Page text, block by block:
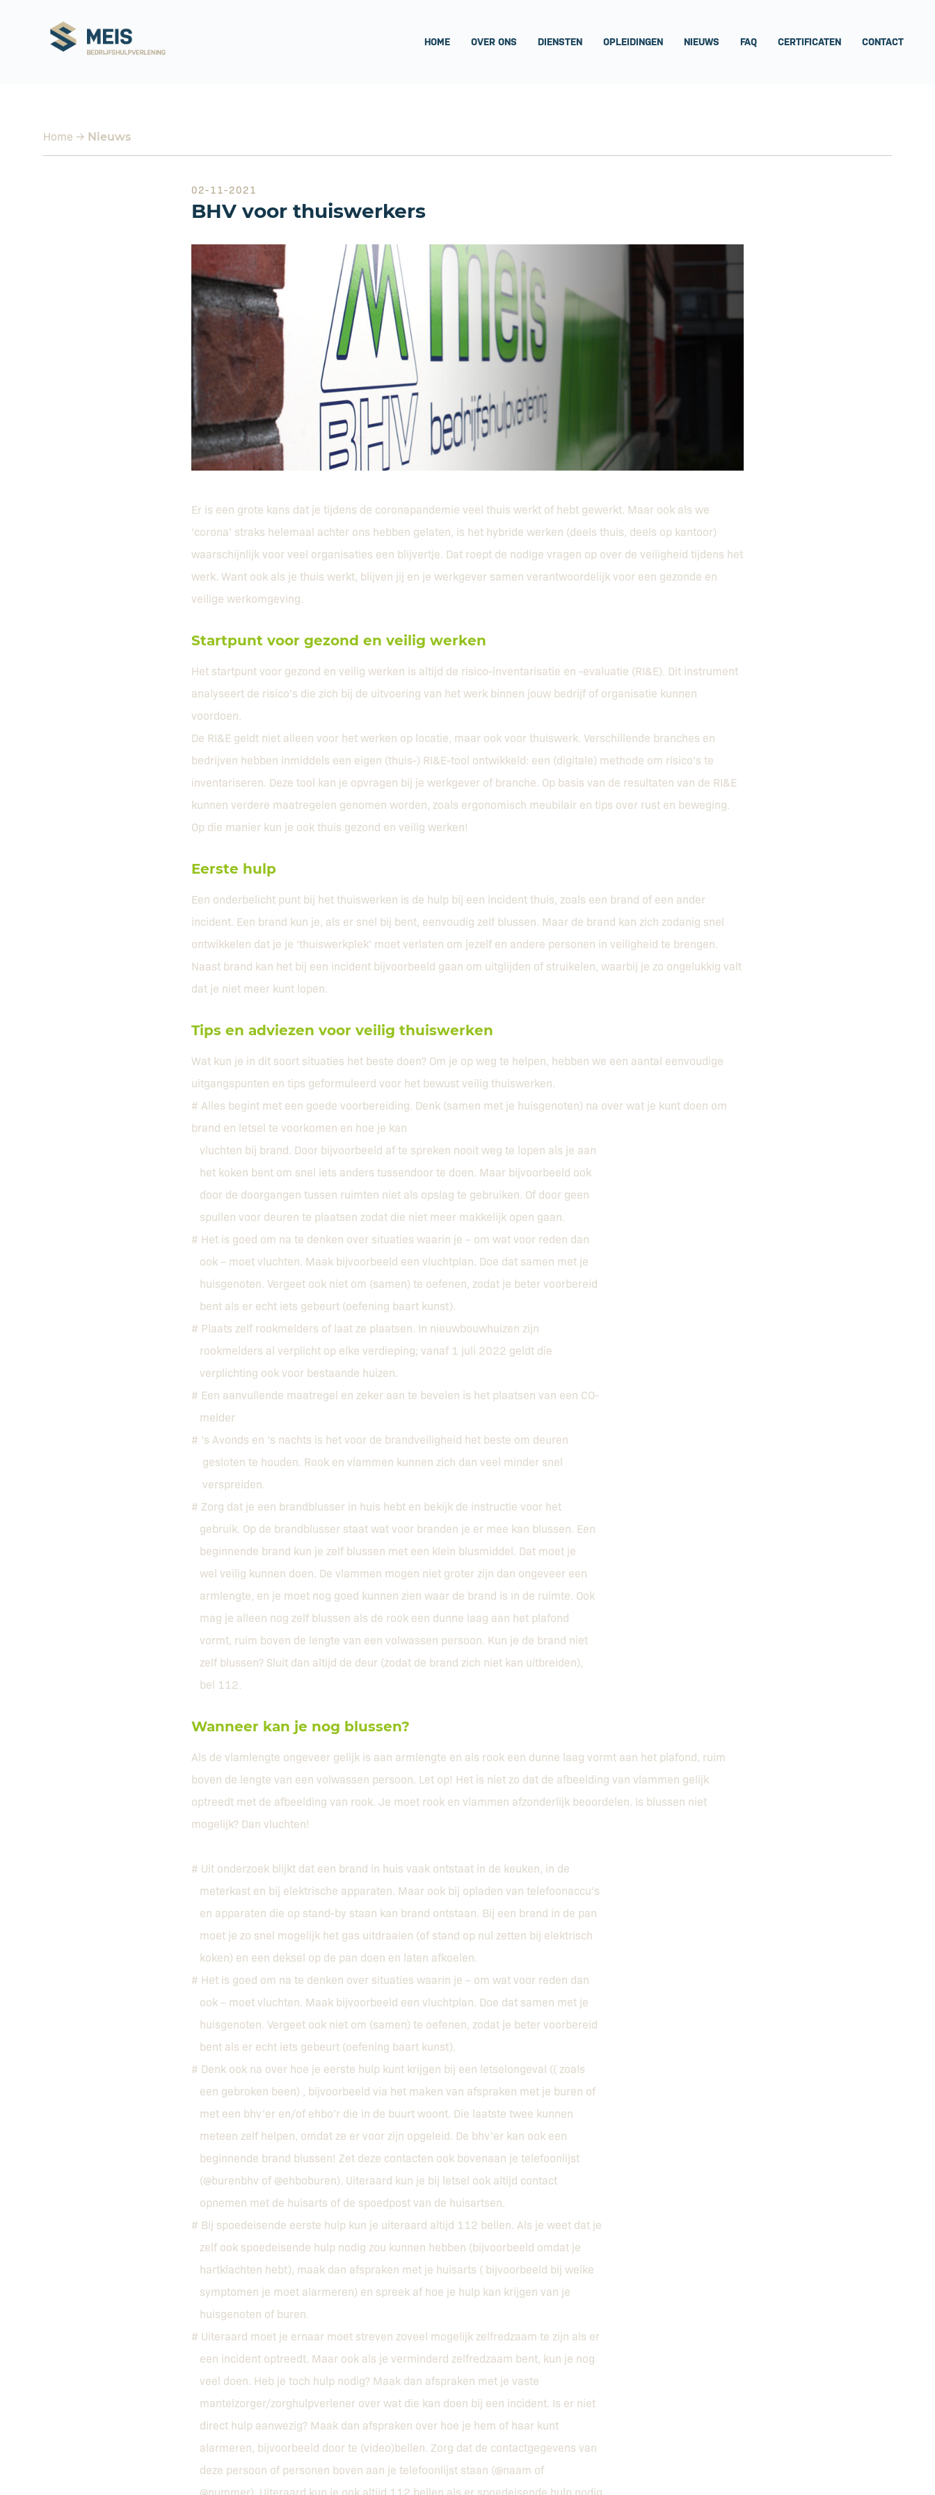
HOME OVER ONS DIENSTEN OPLEIDINGEN NIEUWS FAQ CERTIFICATEN CONTACT
Home → Nieuws
02-11-2021
BHV voor thuiswerkers
Er is een grote kans dat je tijdens de coronapandemie veel thuis werkt of hebt gewerkt. Maar ook als we
‘corona’ straks helemaal achter ons hebben gelaten, is het hybride werken (deels thuis, deels op kantoor)
waarschijnlijk voor veel organisaties een blijvertje. Dat roept de nodige vragen op over de veiligheid tijdens het
werk. Want ook als je thuis werkt, blijven jij en je werkgever samen verantwoordelijk voor een gezonde en
veilige werkomgeving.
Startpunt voor gezond en veilig werken
Het startpunt voor gezond en veilig werken is altijd de risico-inventarisatie en -evaluatie (RI&E). Dit instrument
analyseert de risico’s die zich bij de uitvoering van het werk binnen jouw bedrijf of organisatie kunnen
voordoen.
De RI&E geldt niet alleen voor het werken op locatie, maar ook voor thuiswerk. Verschillende branches en
bedrijven hebben inmiddels een eigen (thuis-) RI&E-tool ontwikkeld: een (digitale) methode om risico’s te
inventariseren. Deze tool kan je opvragen bij je werkgever of branche. Op basis van de resultaten van de RI&E
kunnen verdere maatregelen genomen worden, zoals ergonomisch meubilair en tips over rust en beweging.
Op die manier kun je ook thuis gezond en veilig werken!
Eerste hulp
Een onderbelicht punt bij het thuiswerken is de hulp bij een incident thuis, zoals een brand of een ander
incident. Een brand kun je, als er snel bij bent, eenvoudig zelf blussen. Maar de brand kan zich zodanig snel
ontwikkelen dat je je ‘thuiswerkplek’ moet verlaten om jezelf en andere personen in veiligheid te brengen.
Naast brand kan het bij een incident bijvoorbeeld gaan om uitglijden of struikelen, waarbij je zo ongelukkig valt
dat je niet meer kunt lopen.
Tips en adviezen voor veilig thuiswerken
Wat kun je in dit soort situaties het beste doen? Om je op weg te helpen, hebben we een aantal eenvoudige
uitgangspunten en tips geformuleerd voor het bewust veilig thuiswerken.
# Alles begint met een goede voorbereiding. Denk (samen met je huisgenoten) na over wat je kunt doen om
brand en letsel te voorkomen en hoe je kan
vluchten bij brand. Door bijvoorbeeld af te spreken nooit weg te lopen als je aan
het koken bent om snel iets anders tussendoor te doen. Maar bijvoorbeeld ook
door de doorgangen tussen ruimten niet als opslag te gebruiken. Of door geen
spullen voor deuren te plaatsen zodat die niet meer makkelijk open gaan.
# Het is goed om na te denken over situaties waarin je – om wat voor reden dan
ook – moet vluchten. Maak bijvoorbeeld een vluchtplan. Doe dat samen met je
huisgenoten. Vergeet ook niet om (samen) te oefenen, zodat je beter voorbereid
bent als er echt iets gebeurt (oefening baart kunst).
# Plaats zelf rookmelders of laat ze plaatsen. In nieuwbouwhuizen zijn
rookmelders al verplicht op elke verdieping; vanaf 1 juli 2022 geldt die
verplichting ook voor bestaande huizen.
# Een aanvullende maatregel en zeker aan te bevelen is het plaatsen van een CO-
melder
# ’s Avonds en ‘s nachts is het voor de brandveiligheid het beste om deuren
gesloten te houden. Rook en vlammen kunnen zich dan veel minder snel
verspreiden.
# Zorg dat je een brandblusser in huis hebt en bekijk de instructie voor het
gebruik. Op de brandblusser staat wat voor branden je er mee kan blussen. Een
beginnende brand kun je zelf blussen met een klein blusmiddel. Dat moet je
wel veilig kunnen doen. De vlammen mogen niet groter zijn dan ongeveer een
armlengte, en je moet nog goed kunnen zien waar de brand is in de ruimte. Ook
mag je alleen nog zelf blussen als de rook een dunne laag aan het plafond
vormt, ruim boven de lengte van een volwassen persoon. Kun je de brand niet
zelf blussen? Sluit dan altijd de deur (zodat de brand zich niet kan uitbreiden),
bel 112.
Wanneer kan je nog blussen?
Als de vlamlengte ongeveer gelijk is aan armlengte en als rook een dunne laag vormt aan het plafond, ruim
boven de lengte van een volwassen persoon. Let op! Het is niet zo dat de afbeelding van vlammen gelijk
optreedt met de afbeelding van rook. Je moet rook en vlammen afzonderlijk beoordelen. Is blussen niet
mogelijk? Dan vluchten!
# Uit onderzoek blijkt dat een brand in huis vaak ontstaat in de keuken, in de
meterkast en bij elektrische apparaten. Maar ook bij opladen van telefoonaccu’s
en apparaten die op stand-by staan kan brand ontstaan. Bij een brand in de pan
moet je zo snel mogelijk het gas uitdraaien (of stand op nul zetten bij elektrisch
koken) en een deksel op de pan doen en laten afkoelen.
# Het is goed om na te denken over situaties waarin je – om wat voor reden dan
ook – moet vluchten. Maak bijvoorbeeld een vluchtplan. Doe dat samen met je
huisgenoten. Vergeet ook niet om (samen) te oefenen, zodat je beter voorbereid
bent als er echt iets gebeurt (oefening baart kunst).
# Denk ook na over hoe je eerste hulp kunt krijgen bij een letselongeval (( zoals
een gebroken been) , bijvoorbeeld via het maken van afspraken met je buren of
met een bhv’er en/of ehbo’r die in de buurt woont. Die laatste twee kunnen
meteen zelf helpen, omdat ze er voor zijn opgeleid. De bhv’er kan ook een
beginnende brand blussen! Zet deze contacten ook bovenaan je telefoonlijst
(@burenbhv of @ehboburen). Uiteraard kun je bij letsel ook altijd contact
opnemen met de huisarts of de spoedpost van de huisartsen.
# Bij spoedeisende eerste hulp kun je uiteraard altijd 112 bellen. Als je weet dat je
zelf ook spoedeisende hulp nodig zou kunnen hebben (bijvoorbeeld omdat je
hartklachten hebt), maak dan afspraken met je huisarts ( bijvoorbeeld bij welke
symptomen je moet alarmeren) en spreek af hoe je hulp kan krijgen van je
huisgenoten of buren.
# Uiteraard moet je ernaar moet streven zoveel mogelijk zelfredzaam te zijn als er
een incident optreedt. Maar ook als je verminderd zelfredzaam bent, kun je nog
veel doen. Heb je toch hulp nodig? Maak dan afspraken met je vaste
mantelzorger/zorghulpverlener over wat die kan doen bij een incident. Is er niet
direct hulp aanwezig? Maak dan afspraken over hoe je hem of haar kunt
alarmeren, bijvoorbeeld door te (video)bellen. Zorg dat de contactgegevens van
deze persoon of personen boven aan je telefoonlijst staan (@naam of
@nummer). Uiteraard kun je ook altijd 112 bellen als er spoedeisende hulp nodig